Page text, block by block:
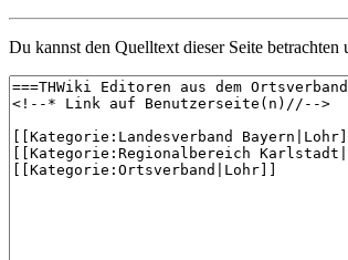
Du kannst den Quelltext dieser Seite betrachten